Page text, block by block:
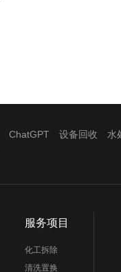
ChatGPT 设备回收 水
服务项目
化工拆除
清洗置换